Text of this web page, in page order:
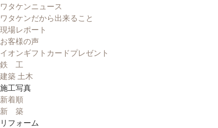
ワタケンニュース
ワタケンだから出来ること
現場レポート
お客様の声
イオンギフトカードプレゼント
鉄 工
建築 土木
施工写真
新着順
新 築
リフォーム